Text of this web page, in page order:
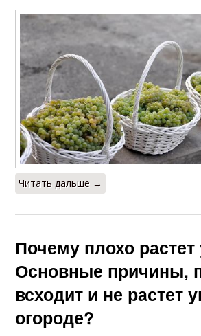
Читать дальше →
Почему плохо растет
Основные причины,
всходит и не растет
огороде?